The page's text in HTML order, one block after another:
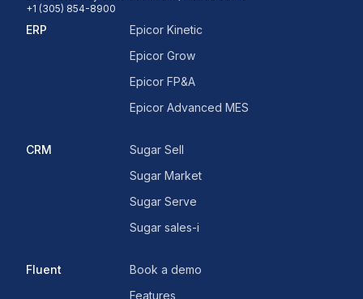
+1 (305) 854-8900
ERP
Epicor Kinetic
Epicor Grow
Epicor FP&A
Epicor Advanced MES
CRM
Sugar Sell
Sugar Market
Sugar Serve
Sugar sales-i
Fluent
Book a demo
Features